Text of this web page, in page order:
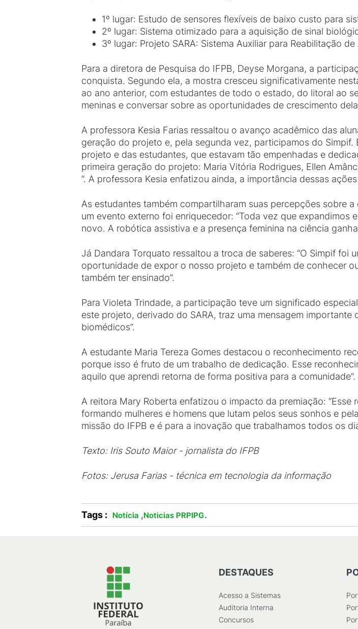
1º lugar: Estudo de sensores flexíveis de baixo custo para
2º lugar: Sistema otimizado para a aquisição de sinal
3º lugar: Projeto SARA: Sistema Auxiliar para Reabilitação de
Para a diretora de Pesquisa do IFPB, Deyse Morgana, a
conquista. Segundo ela, a mostra cresceu significativamente
ao ano anterior, com estudantes de todo o estado, do litoral ao
meninas e conversar sobre as oportunidades de crescimento
A professora Kesia Farias ressaltou o avanço acadêmico das
geração do projeto e, pela segunda vez, participamos do
projeto e das estudantes, que estavam tão empenhadas e
primeira geração do projeto: Maria Vitória Rodrigues, Ellen
”. A professora Kesia enfatizou ainda, a importância dessas
As estudantes também compartilharam suas percepções sobre
um evento externo foi enriquecedor: “Toda vez que
novo. A robótica assistiva e a presença feminina na ciência
Já Dandara Torquato ressaltou a troca de saberes: “O Simpif foi
oportunidade de expor o nosso projeto e também de conhecer
também ter ensinado”.
Para Violeta Trindade, a participação teve um significado
este projeto, derivado do SARA, traz uma mensagem
biomédicos”.
A estudante Maria Tereza Gomes destacou o reconhecimento
porque isso é fruto de um trabalho de dedicação. Esse
aquilo que aprendi retorna de forma positiva para a comunidade”.
A reitora Mary Roberta enfatizou o impacto da premiação:
formando mulheres e homens que lutam pelos seus sonhos e
missão do IFPB e é para a inovação que trabalhamos todos os
Texto: Iris Souto Maior - jornalista do IFPB
Fotos: Jerusa Farias - técnica em tecnologia da informação
Tags : Notícia ,Noticias PRPIPG.
DESTAQUES
Acesso a Sistemas
Auditoria Interna
Concursos